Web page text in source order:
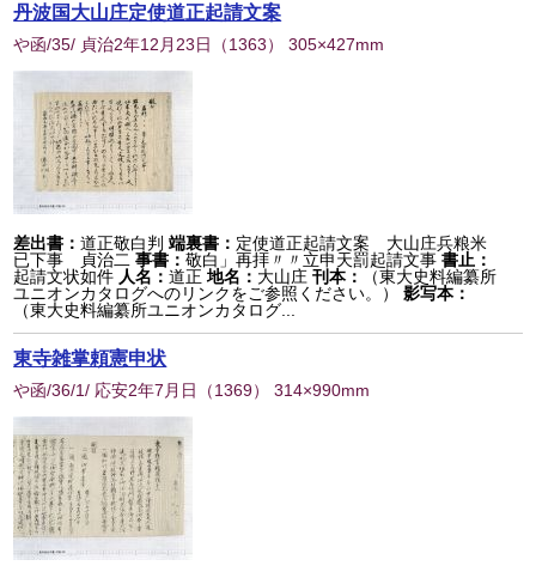
丹波国大山庄定使道正起請文案
や函/35/ 貞治2年12月23日 （1363） 305×427mm
差出書：道正敬白判 端裏書： 定使道正起請文案 大山庄兵粮米
已下事 貞治二 事書：敬白」再拝〃〃立申天罰起請文事 書止：
起請文状如件 人名：道正 地名： 大山庄 刊本：
（東大史料編纂所
ユニオンカタログへのリンクをご参照ください。）
影写本：
（東大史料編纂所ユニオンカタログ...
東寺雑掌頼憲申状
や函/36/1/ 応安2年7月日 （1369） 314×990mm